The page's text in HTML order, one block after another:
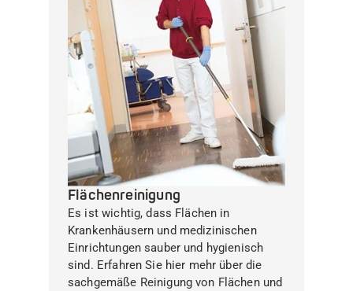
Flächenreinigung
Es ist wichtig, dass Flächen in
Krankenhäusern und medizinischen
Einrichtungen sauber und hygienisch
sind. Erfahren Sie hier mehr über die
sachgemäße Reinigung von Flächen und